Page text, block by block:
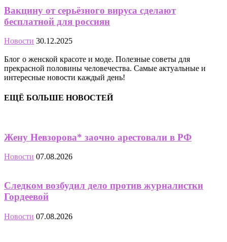
Вакцину от серьёзного вируса сделают
бесплатной для россиян
Новости 30.12.2025
Блог о женской красоте и моде. Полезные советы для
прекрасной половины человечества. Самые актуальные и
интересные новости каждый день!
ЕЩЁ БОЛЬШЕ НОВОСТЕЙ
Жену Невзорова* заочно арестовали в РФ
Новости 07.08.2026
Следком возбудил дело против журналистки
Гордеевой
Новости 07.08.2026